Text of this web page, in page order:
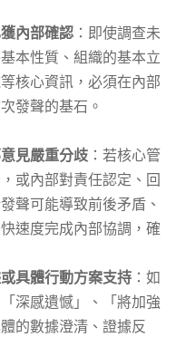
內部確認 ：即使調查未
本性質、組織的基本立
核心資訊，必須在內部
發聲的基石。
見嚴重分歧 ：若核心管
或內部對責任認定、回
聲可能導致前後矛盾、
速度完成內部協調，確
具體行動方案支持 ：如
深感遺憾」、「將加強
的數據澄清、證據反